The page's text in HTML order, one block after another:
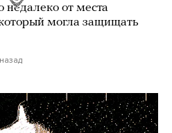
недалеко от места
могла защищать